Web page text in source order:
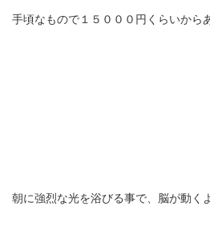
手頃なもので１５０００円くらいから
朝に強烈な光を浴びる事で、脳が動く